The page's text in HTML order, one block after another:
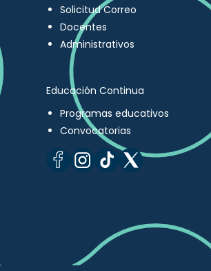
Solicitud Correo
Docentes
Administrativos
Educación Continua
Programas educativos
Convocatorias